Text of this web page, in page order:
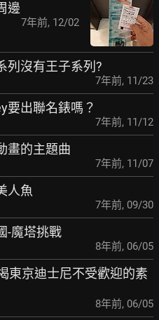
邊
7年前, 12/02
列沒有王子系列?
7年前, 11/23
要出聯名錶嗎？
7年前, 11/12
畫的主題曲
7年前, 11/07
人魚
7年前, 09/30
-魔塔挑戰
8年前, 06/05
東京迪士尼不受歡迎的素
8年前, 06/05